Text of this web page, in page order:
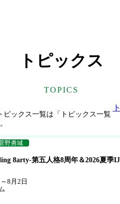
トピックス
TOPICS
ピックス一覧は「トピックス一覧
野勇城
8arty-第五人格8周年＆2026夏季
8月2日